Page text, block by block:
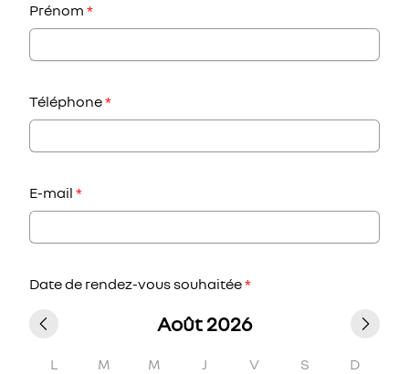
Prénom *
Téléphone*
E-mail *
Date de rendez-vous souhaitée*
Août 2026
L M M J V S D